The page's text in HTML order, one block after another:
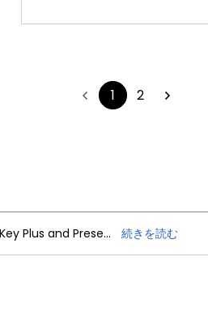
1 2
NXP Trimension Ultra-Wideband Powers BMW Group’s Digital Key Plus and Presence Detection 続きを読む